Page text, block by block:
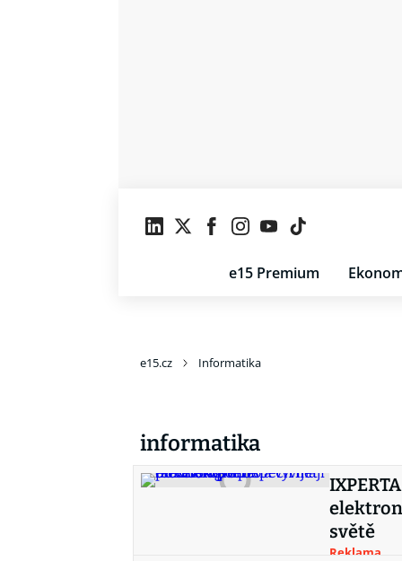
e15 Premium
e15.cz Informatika
informatika
světě
Reklama